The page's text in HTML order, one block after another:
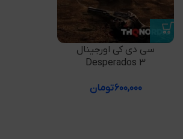
سی دی کی اورجینال
Desperados 3
۶۰۰,۰۰۰تومان